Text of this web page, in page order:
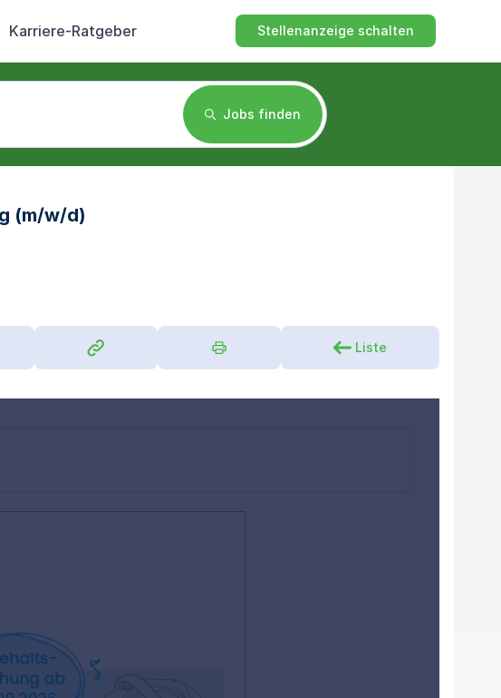
Stellenanzeige schalten
Karriere-Ratgeber
Jobs finden
(m/w/d)
Liste